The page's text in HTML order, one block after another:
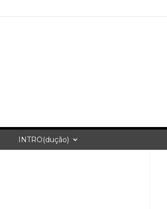
INTRO(dução)